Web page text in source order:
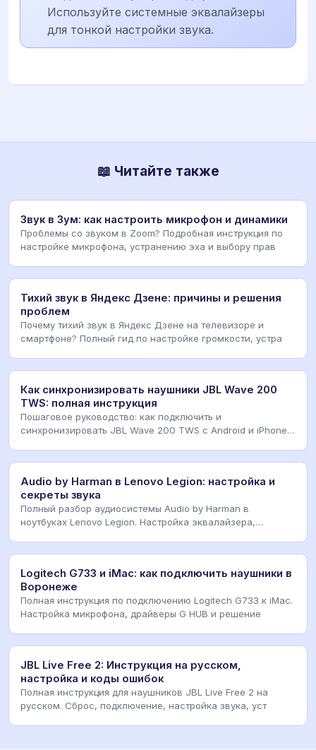
Используйте системные эквалайзеры
для тонкой настройки звука.
📖 Читайте также
Звук в Зум: как настроить микрофон и динамики
Проблемы со звуком в Zoom? Подробная инструкция по
настройке микрофона, устранению эха и выбору прав
Тихий звук в Яндекс Дзене: причины и решения
проблем
Почему тихий звук в Яндекс Дзене на телевизоре и
смартфоне? Полный гид по настройке громкости, устра
Как синхронизировать наушники JBL Wave 200
TWS: полная инструкция
Пошаговое руководство: как подключить и
синхронизировать JBL Wave 200 TWS с Android и iPhone.
Audio by Harman в Lenovo Legion: настройка и
секреты звука
Полный разбор аудиосистемы Audio by Harman в
ноутбуках Lenovo Legion. Настройка эквалайзера,
Logitech G733 и iMac: как подключить наушники в
Воронеже
Полная инструкция по подключению Logitech G733 к iMac.
Настройка микрофона, драйверы G HUB и решение
JBL Live Free 2: Инструкция на русском,
настройка и коды ошибок
Полная инструкция для наушников JBL Live Free 2 на
русском. Сброс, подключение, настройка звука, уст